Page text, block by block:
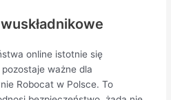
online istotnie się
ważne dla
Robocat w Polsce. To